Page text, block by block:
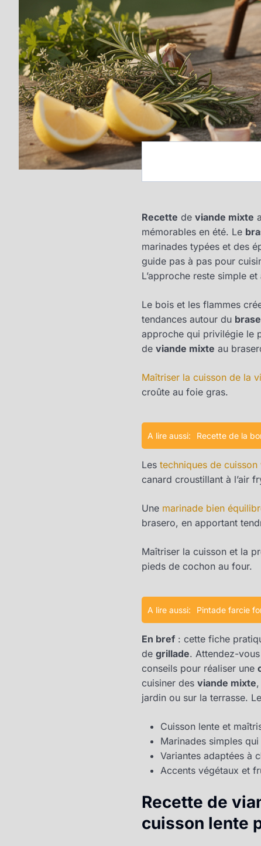
Recette de viande mixte
mémorables en été. Le
marinades typées et des
guide pas à pas pour
L’approche reste simple
Le bois et les flammes
tendances autour du
approche qui privilégie le
de viande mixte au
Maîtriser la cuisson de la
croûte au foie gras.
A lire aussi: Recette de la
Les techniques de cuisson
canard croustillant à l’air
Une marinade bien
brasero, en apportant
Maîtriser la cuisson et la
pieds de cochon au four.
A lire aussi: Pintade farcie
En bref : cette fiche
de grillade. Attendez-
conseils pour réaliser une
cuisiner des viande mixte
jardin ou sur la terrasse.
Cuisson lente et
Marinades simples
Variantes adaptées à
Accents végétaux et
Recette de
cuisson lente